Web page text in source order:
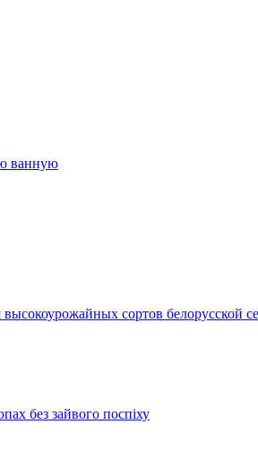
ванную
сортов белорусской
без зайвого поспіху